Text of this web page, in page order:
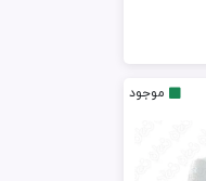
موجود